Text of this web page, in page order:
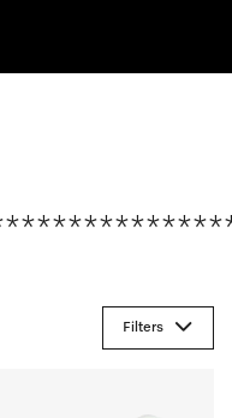
Filters